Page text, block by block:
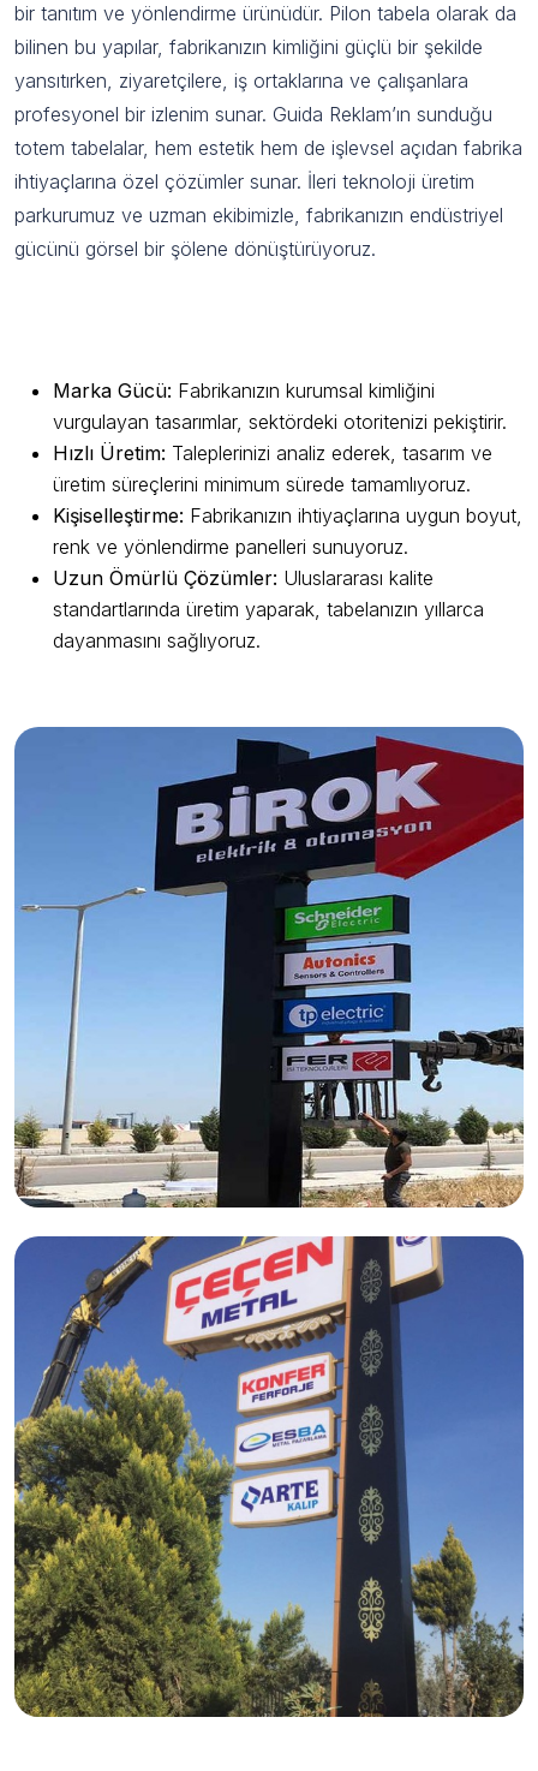
bir tanıtım ve yönlendirme ürünüdür. Pilon tabela olarak da
bilinen bu yapılar, fabrikanızın kimliğini güçlü bir şekilde
yansıtırken, ziyaretçilere, iş ortaklarına ve çalışanlara
profesyonel bir izlenim sunar. Guida Reklam’ın sunduğu
totem tabelalar, hem estetik hem de işlevsel açıdan fabrika
ihtiyaçlarına özel çözümler sunar. İleri teknoloji üretim
parkurumuz ve uzman ekibimizle, fabrikanızın endüstriyel
gücünü görsel bir şölene dönüştürüyoruz.
Marka Gücü: Fabrikanızın kurumsal kimliğini
vurgulayan tasarımlar, sektördeki otoritenizi pekiştirir.
Hızlı Üretim: Taleplerinizi analiz ederek, tasarım ve
üretim süreçlerini minimum sürede tamamlıyoruz.
Kişiselleştirme: Fabrikanızın ihtiyaçlarına uygun boyut,
renk ve yönlendirme panelleri sunuyoruz.
Uzun Ömürlü Çözümler: Uluslararası kalite
standartlarında üretim yaparak, tabelanızın yıllarca
dayanmasını sağlıyoruz.